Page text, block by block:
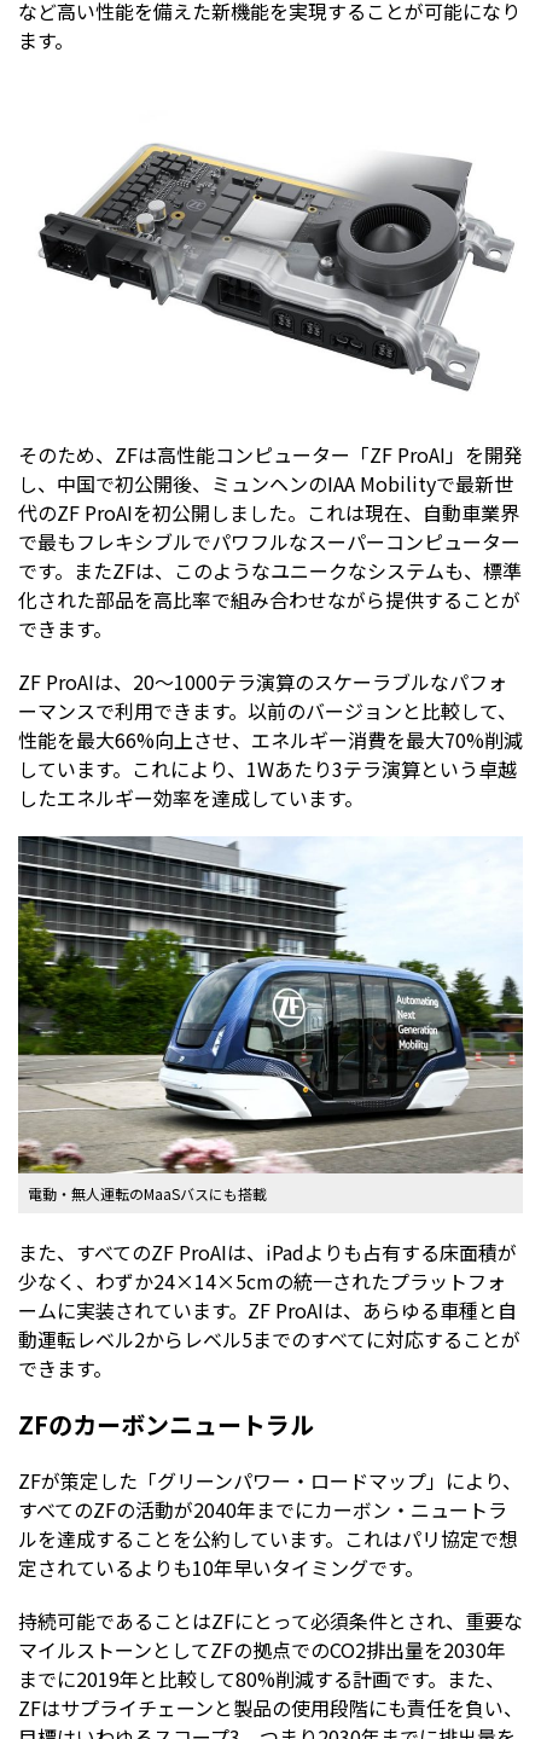
など高い性能を備えた新機能を実現することが可能になり
ます。
そのため、ZFは高性能コンピューター「ZF ProAI」を開発
し、中国で初公開後、ミュンヘンのIAA Mobilityで最新世
代のZF ProAIを初公開しました。これは現在、自動車業界
で最もフレキシブルでパワフルなスーパーコンピューター
です。またZFは、このようなユニークなシステムも、標準
化された部品を高比率で組み合わせながら提供することが
できます。
ZF ProAIは、20～1000テラ演算のスケーラブルなパフォ
ーマンスで利用できます。以前のバージョンと比較して、
性能を最大66%向上させ、エネルギー消費を最大70%削減
しています。これにより、1Wあたり3テラ演算という卓越
したエネルギー効率を達成しています。
電動・無人運転のMaaSバスにも搭載
また、すべてのZF ProAIは、iPadよりも占有する床面積が
少なく、わずか24×14×5cmの統一されたプラットフォ
ームに実装されています。ZF ProAIは、あらゆる車種と自
動運転レベル2からレベル5までのすべてに対応することが
できます。
ZFのカーボンニュートラル
ZFが策定した「グリーンパワー・ロードマップ」により、
すべてのZFの活動が2040年までにカーボン・ニュートラ
ルを達成することを公約しています。これはパリ協定で想
定されているよりも10年早いタイミングです。
持続可能であることはZFにとって必須条件とされ、重要な
マイルストーンとしてZFの拠点でのCO2排出量を2030年
までに2019年と比較して80%削減する計画です。また、
ZFはサプライチェーンと製品の使用段階にも責任を負い、